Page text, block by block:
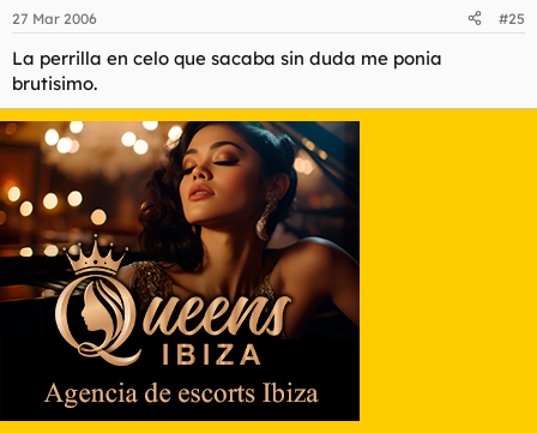
27 Mar 2006 #25
La perrilla en celo que sacaba sin duda me ponia
brutisimo.